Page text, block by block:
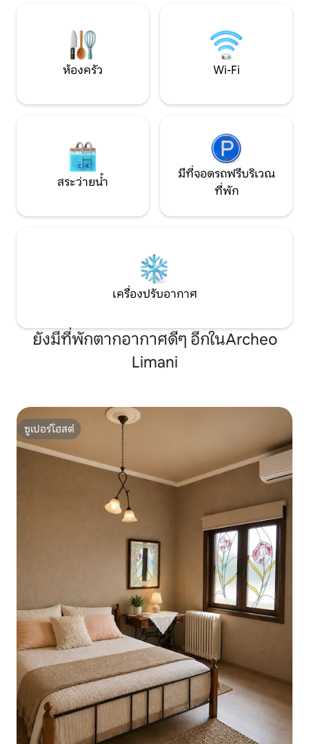
ห้องครัว Wi-Fi
สระว่ายน้ำ
มีที่จอดรถฟรีบริเวณ
ที่พัก
เครื่องปรับอากาศ
ยังมีที่พักตากอากาศดีๆ อีกในArcheo
Limani
ซูเปอร์โฮสต์
ซูเปอร์โฮสต์